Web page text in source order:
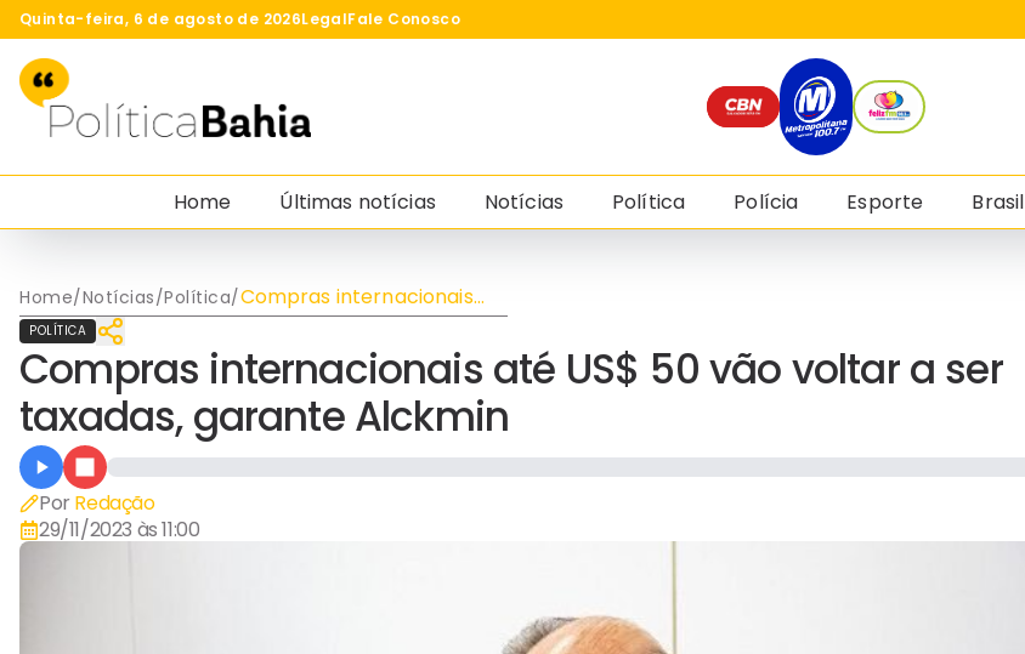
Quinta-feira, 6 de agosto de 2026LegalFale Conosco
Home Últimas notícias Notícias Política Polícia Esporte Brasil
Home/Notícias/Política/Compras internacionais
até US$ 50 vão voltar a ser
POLÍTICA
Compras internacionais até US$ 50 vão voltar a ser
taxadas, garante Alckmin
Por Redação
29/11/2023 às 11:00